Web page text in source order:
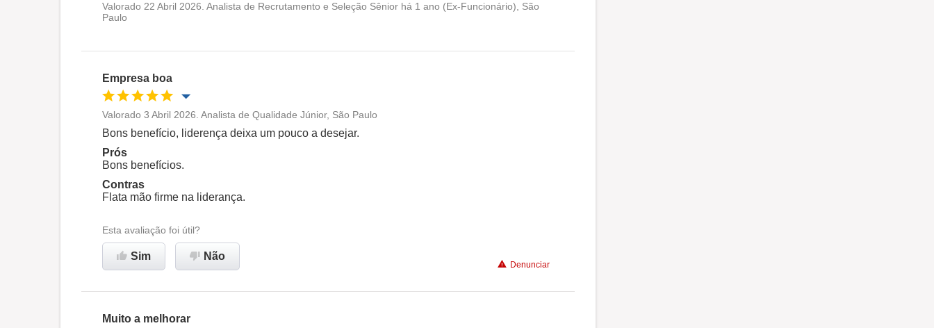
Oportunidade de promoção
Não recomenda esta
empresa
Valorado 22 Abril 2026. Analista de Recrutamento e Seleção Sênior há 1 ano (Ex-Funcionário), São
Paulo
Empresa boa
Oportunidade de promoção
Ambiente de trabalho
Conciliação com a vida familiar
Recomenda esta empresa
Valorado 3 Abril 2026. Analista de Qualidade Júnior, São Paulo
Bons benefício, liderença deixa um pouco a desejar.
Prós
Bons benefícios.
Contras
Flata mão firme na liderança.
Esta avaliação foi útil?
Sim Não
Denunciar
Muito a melhorar